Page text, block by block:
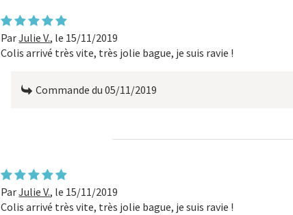
ParJulie V., le 15/11/2019
Colis arrivé très vite, très jolie bague, je suis ravie !
Commande du 05/11/2019
ParJulie V., le 15/11/2019
Colis arrivé très vite, très jolie bague, je suis ravie !